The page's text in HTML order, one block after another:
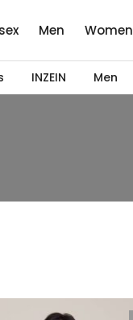
Men Women
INZEIN Men